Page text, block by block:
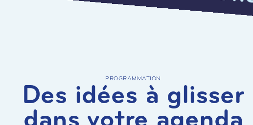
PROGRAMMATION
Des idées à glisser